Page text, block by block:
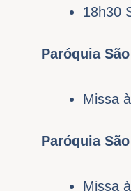
18h30
Paróquia
Missa
Paróquia
Missa